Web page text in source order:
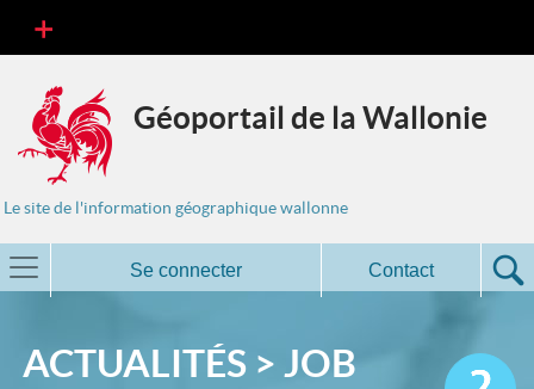
Géoportail de la Wallonie
Le site de l'information géographique wallonne
Se connecter Contact
ACTUALITÉS > JOB